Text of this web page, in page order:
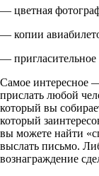
— цветная
— копии
—
Самое интересное
прислать любой
который вы
который
вы можете найти
выслать письмо.
вознаграждение